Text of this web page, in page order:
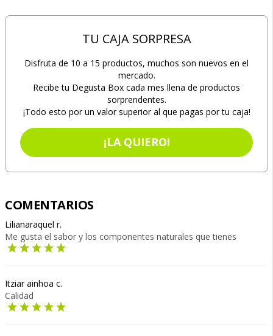
TU CAJA SORPRESA
Disfruta de 10 a 15 productos, muchos son nuevos en el
mercado.
Recibe tu Degusta Box cada mes llena de productos
sorprendentes.
¡Todo esto por un valor superior al que pagas por tu caja!
¡LA QUIERO!
COMENTARIOS
Lilianaraquel r.
Me gusta el sabor y los componentes naturales que tienes
Itziar ainhoa c.
Calidad